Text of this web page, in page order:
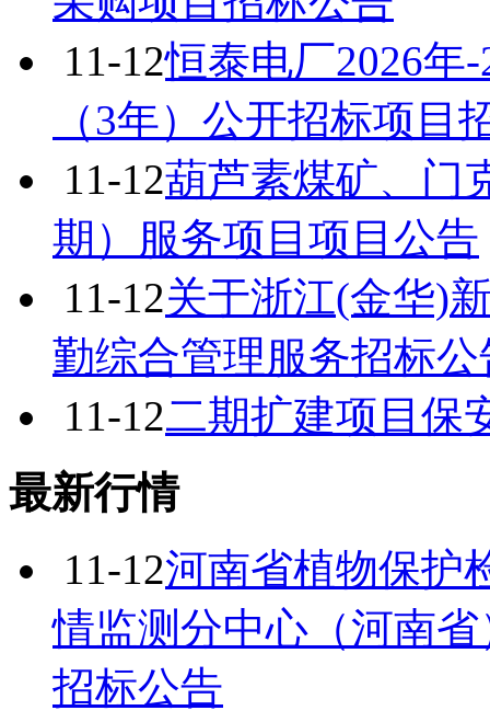
11-12恒泰电厂2026年
（3年）公开招标项目
11-12葫芦素煤矿、门
期）服务项目项目公告
11-12关于浙江(金华)
勤综合管理服务招标公
11-12二期扩建项目保
最新行情
11-12河南省植物保护
情监测分中心（河南
招标公告